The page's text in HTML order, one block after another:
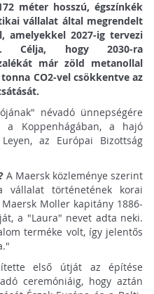
méter hosszú, égszínkék
vállalat által megrendelt
amelyekkel 2027-ig tervezi
Célja, hogy 2030-ra
már zöld metanollal
CO2-vel csökkentve az
névadó ünnepségére
Koppenhágában, a hajó
az Európai Bizottság
A Maersk közleménye szerint
vállalat történetének korai
Moller kapitány 1886-
a "Laura" nevet adta neki.
terméke volt, így jelentős
első útját az építése
ceremóniáig, hogy aztán